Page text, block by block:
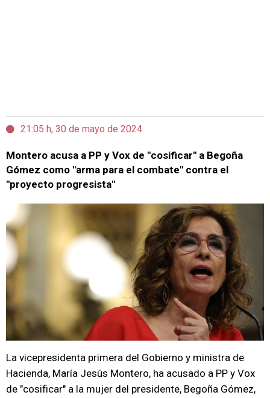
21:05 h, 30 de mayo de 2024
Montero acusa a PP y Vox de "cosificar" a Begoña
Gómez como "arma para el combate" contra el
"proyecto progresista"
La vicepresidenta primera del Gobierno y ministra de
Hacienda, María Jesús Montero, ha acusado a PP y Vox
de "cosificar" a la mujer del presidente, Begoña Gómez,